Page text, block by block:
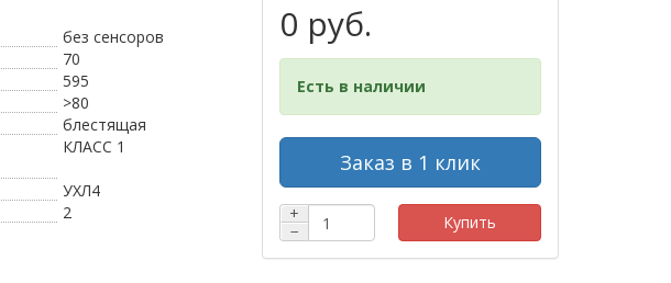
без сенсоров
70
595
>80
блестящая
КЛАСС 1
УХЛ4
2
0 руб.
Есть в наличии
Заказ в 1 клик
+
−
Купить